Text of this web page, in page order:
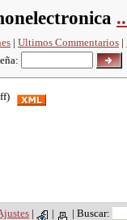
| Ultimos Commentarios |
| | | Buscar: